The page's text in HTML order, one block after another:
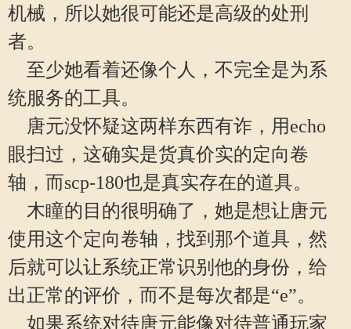
机械，所以她很可能还是高级的处刑
者。
至少她看着还像个人，不完全是为系
统服务的工具。
唐元没怀疑这两样东西有诈，用echo
眼扫过，这确实是货真价实的定向卷
轴，而scp-180也是真实存在的道具。
木瞳的目的很明确了，她是想让唐元
使用这个定向卷轴，找到那个道具，然
后就可以让系统正常识别他的身份，给
出正常的评价，而不是每次都是“e”。
如果系统对待唐元能像对待普通玩家